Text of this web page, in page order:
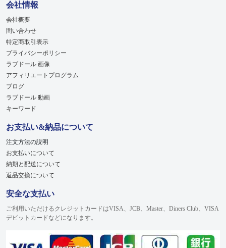
会社情報
会社概要
問い合わせ
特定商取引表示
プライバシーポリシー
ラブドール 画像
アフィリエートプログラム
ブログ
ラブドール 動画
キーワード
お支払い&納品について
注文方法の説明
お支払いについて
納期と配送について
返品交換について
安全な支払い
ご利用いただけるクレジットカードはVISA、JCB、Master、Diners Club、VISA
デビットカードなどになります。